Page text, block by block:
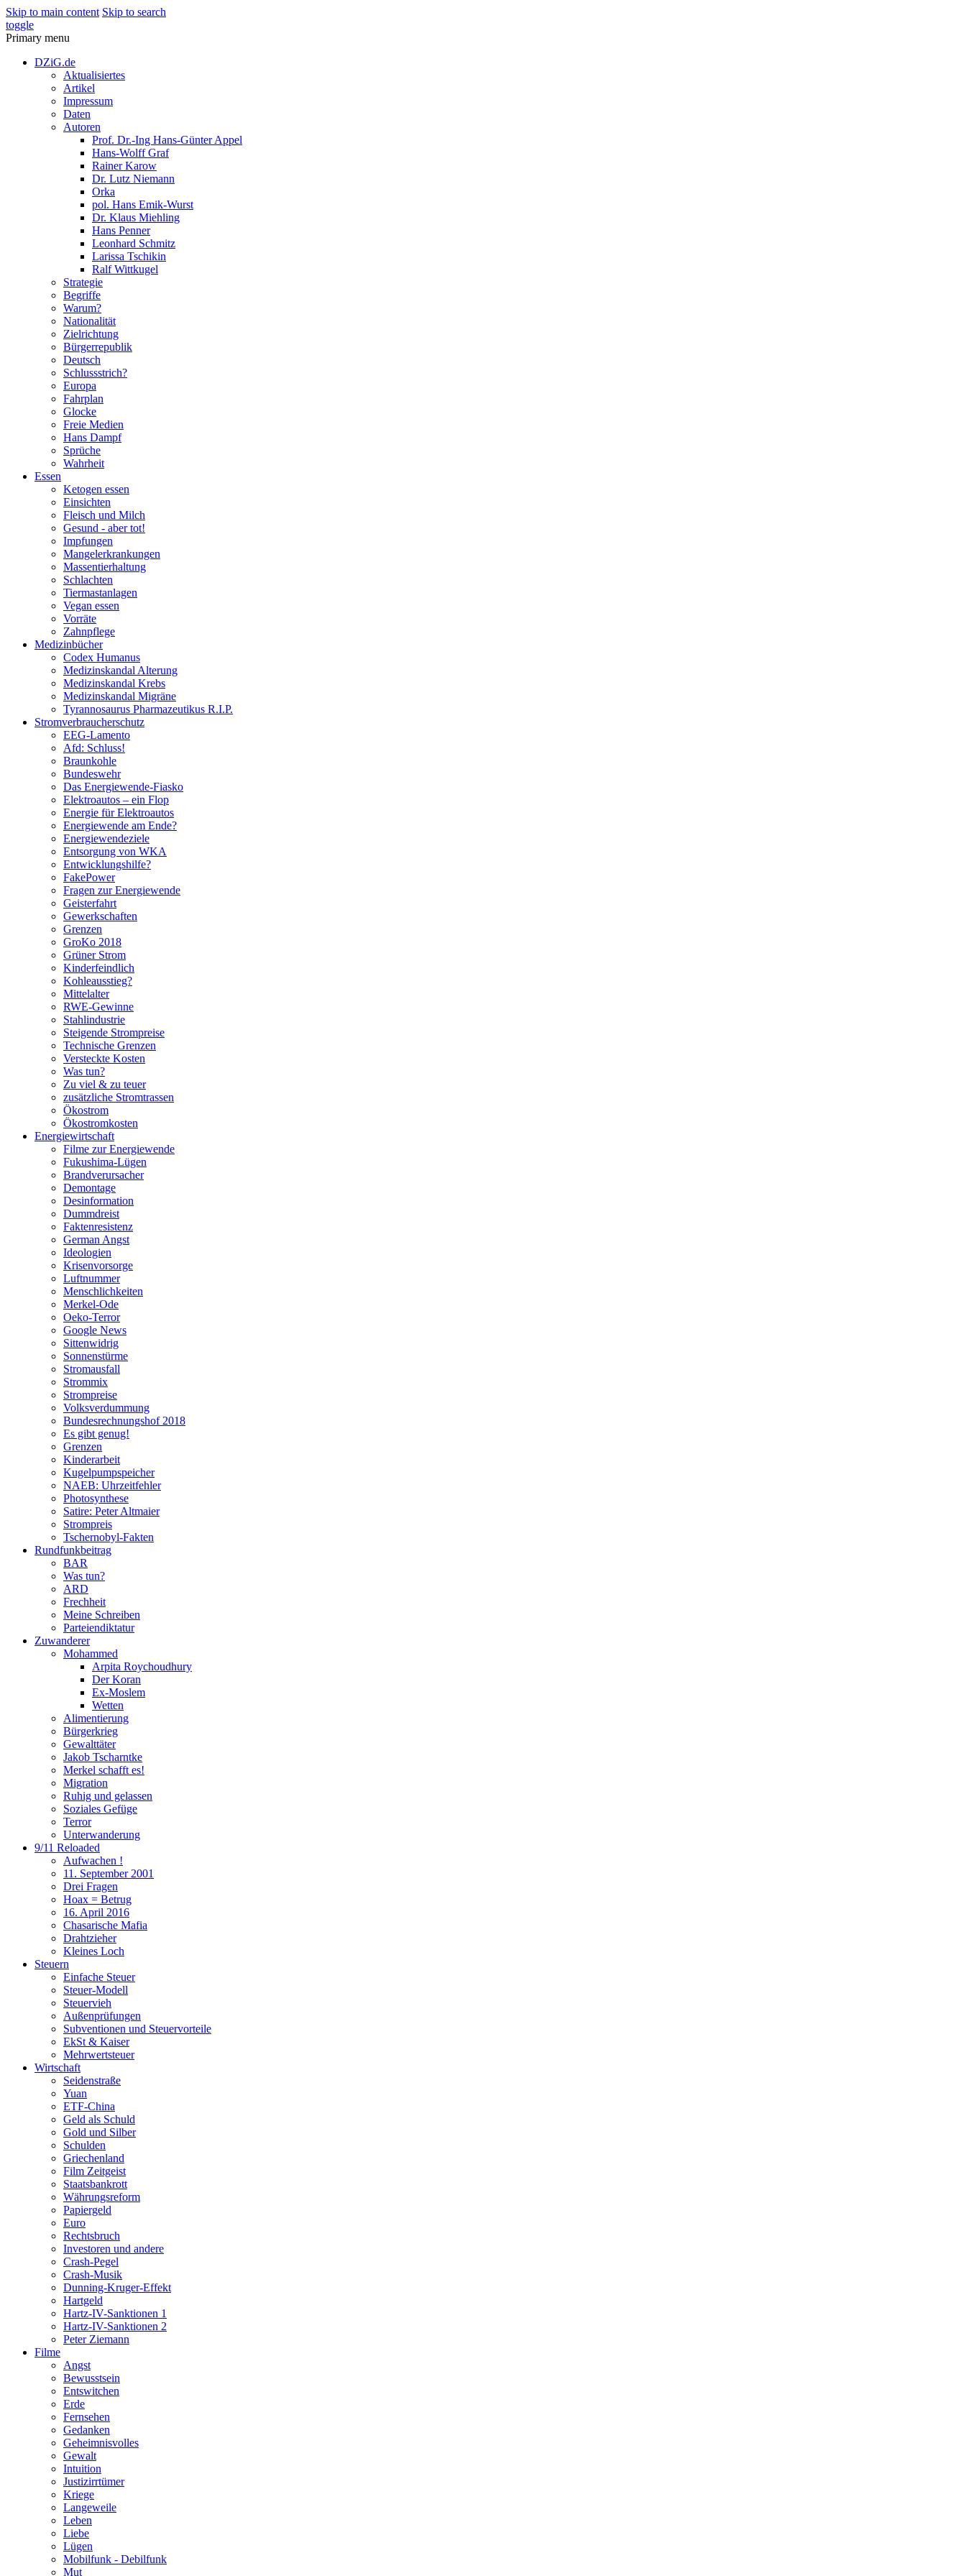
Skip to main content Skip to search
toggle
Primary menu
DZiG.de
Aktualisiertes
Artikel
Impressum
Daten
Autoren
Prof. Dr.-Ing Hans-Günter Appel
Hans-Wolff Graf
Rainer Karow
Dr. Lutz Niemann
Orka
pol. Hans Emik-Wurst
Dr. Klaus Miehling
Hans Penner
Leonhard Schmitz
Larissa Tschikin
Ralf Wittkugel
Strategie
Begriffe
Warum?
Nationalität
Zielrichtung
Bürgerrepublik
Deutsch
Schlussstrich?
Europa
Fahrplan
Glocke
Freie Medien
Hans Dampf
Sprüche
Wahrheit
Essen
Ketogen essen
Einsichten
Fleisch und Milch
Gesund - aber tot!
Impfungen
Mangelerkrankungen
Massentierhaltung
Schlachten
Tiermastanlagen
Vegan essen
Vorräte
Zahnpflege
Medizinbücher
Codex Humanus
Medizinskandal Alterung
Medizinskandal Krebs
Medizinskandal Migräne
Tyrannosaurus Pharmazeutikus R.I.P.
Stromverbraucherschutz
EEG-Lamento
Afd: Schluss!
Braunkohle
Bundeswehr
Das Energiewende-Fiasko
Elektroautos – ein Flop
Energie für Elektroautos
Energiewende am Ende?
Energiewendeziele
Entsorgung von WKA
Entwicklungshilfe?
FakePower
Fragen zur Energiewende
Geisterfahrt
Gewerkschaften
Grenzen
GroKo 2018
Grüner Strom
Kinderfeindlich
Kohleausstieg?
Mittelalter
RWE-Gewinne
Stahlindustrie
Steigende Strompreise
Technische Grenzen
Versteckte Kosten
Was tun?
Zu viel & zu teuer
zusätzliche Stromtrassen
Ökostrom
Ökostromkosten
Energiewirtschaft
Filme zur Energiewende
Fukushima-Lügen
Brandverursacher
Demontage
Desinformation
Dummdreist
Faktenresistenz
German Angst
Ideologien
Krisenvorsorge
Luftnummer
Menschlichkeiten
Merkel-Ode
Oeko-Terror
Google News
Sittenwidrig
Sonnenstürme
Stromausfall
Strommix
Strompreise
Volksverdummung
Bundesrechnungshof 2018
Es gibt genug!
Grenzen
Kinderarbeit
Kugelpumpspeicher
NAEB: Uhrzeitfehler
Photosynthese
Satire: Peter Altmaier
Strompreis
Tschernobyl-Fakten
Rundfunkbeitrag
BAR
Was tun?
ARD
Frechheit
Meine Schreiben
Parteiendiktatur
Zuwanderer
Mohammed
Arpita Roychoudhury
Der Koran
Ex-Moslem
Wetten
Alimentierung
Bürgerkrieg
Gewalttäter
Jakob Tscharntke
Merkel schafft es!
Migration
Ruhig und gelassen
Soziales Gefüge
Terror
Unterwanderung
9/11 Reloaded
Aufwachen !
11. September 2001
Drei Fragen
Hoax = Betrug
16. April 2016
Chasarische Mafia
Drahtzieher
Kleines Loch
Steuern
Einfache Steuer
Steuer-Modell
Steuervieh
Außenprüfungen
Subventionen und Steuervorteile
EkSt & Kaiser
Mehrwertsteuer
Wirtschaft
Seidenstraße
Yuan
ETF-China
Geld als Schuld
Gold und Silber
Schulden
Griechenland
Film Zeitgeist
Staatsbankrott
Währungsreform
Papiergeld
Euro
Rechtsbruch
Investoren und andere
Crash-Pegel
Crash-Musik
Dunning-Kruger-Effekt
Hartgeld
Hartz-IV-Sanktionen 1
Hartz-IV-Sanktionen 2
Peter Ziemann
Filme
Angst
Bewusstsein
Entswitchen
Erde
Fernsehen
Gedanken
Geheimnisvolles
Gewalt
Intuition
Justizirrtümer
Kriege
Langeweile
Leben
Liebe
Lügen
Mobilfunk - Debilfunk
Mut